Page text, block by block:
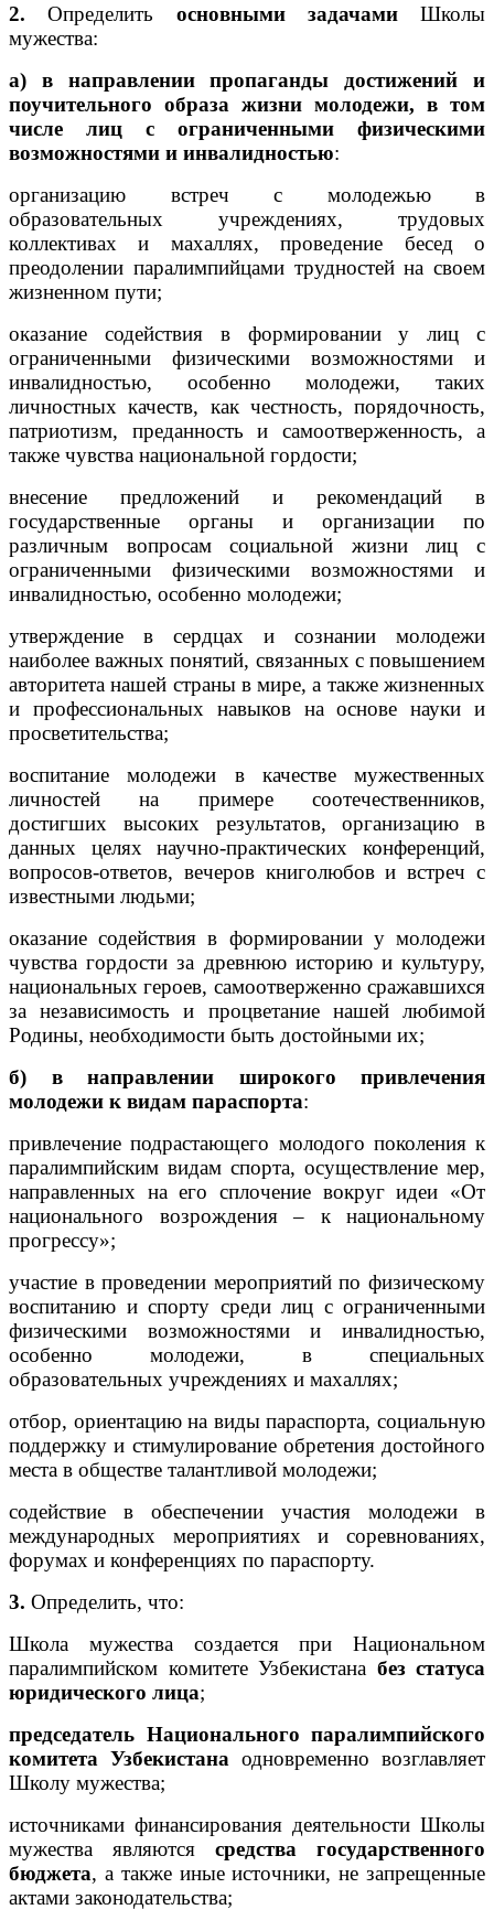
2.Определить основными задачамиШколы
мужества:
а)
в направлении пропаганды достижений и
поучительного образа жизни молодежи, в том
числе лиц с ограниченными физическими
возможностями и инвалидностью:
организацию встреч с молодежью в
образовательных учреждениях, трудовых
коллективах и махаллях, проведение бесед о
преодолении паралимпийцами трудностей на своем
жизненном пути;
оказание содействия в формировании у лиц с
ограниченными физическими возможностями и
инвалидностью, особенно молодежи, таких
личностных качеств, как честность, порядочность,
патриотизм, преданность и самоотверженность, а
также чувства национальной гордости;
внесение предложений и рекомендаций в
государственные органы и организации по
различным вопросам социальной жизни лиц с
ограниченными физическими возможностями и
инвалидностью, особенно молодежи;
утверждение в сердцах и сознании молодежи
наиболее важных понятий, связанных с повышением
авторитета нашей страны в мире, а также жизненных
и профессиональных навыков на основе науки и
просветительства;
воспитание молодежи в качестве мужественных
личностей на примере соотечественников,
достигших высоких результатов, организацию в
данных целях научно-практических конференций,
вопросов-ответов, вечеров книголюбов и встреч с
известными людьми;
оказание содействия в формировании у молодежи
чувства гордости за древнюю историю и культуру,
национальных героев, самоотверженно сражавшихся
за независимость и процветание нашей любимой
Родины, необходимости быть достойными их;
б) в направлении широкого привлечения
молодежи к видам параспорта:
привлечение подрастающего молодого поколения к
паралимпийским видам спорта, осуществление мер,
направленных на его сплочение вокруг идеи «От
национального возрождения – к национальному
прогрессу»;
участие в проведении мероприятий по физическому
воспитанию и спорту среди лиц с ограниченными
физическими возможностями и инвалидностью,
особенно молодежи, в специальных
образовательных учреждениях и махаллях;
отбор, ориентацию на виды параспорта, социальную
поддержку и стимулирование обретения достойного
места в обществе талантливой молодежи;
содействие в обеспечении участия молодежи в
международных мероприятиях и соревнованиях,
форумах и конференциях по параспорту.
3. Определить, что:
Школа мужества создается при Национальном
паралимпийском комитете Узбекистана без статуса
юридического лица;
председатель Национального паралимпийского
комитета Узбекистана одновременно возглавляет
Школу мужества;
источниками финансирования деятельности Школы
мужества являются средства государственного
бюджета, а также иные источники, не запрещенные
актами законодательства;